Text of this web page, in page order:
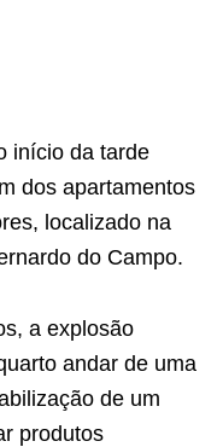
início da tarde
dos apartamentos
localizado na
do Campo.
a explosão
andar de uma
de um
produtos